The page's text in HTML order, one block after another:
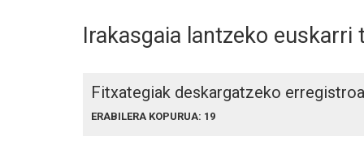
Irakasgaia lantzeko euskarri
Fitxategiak deskargatzeko
ERABILERA KOPURUA: 19